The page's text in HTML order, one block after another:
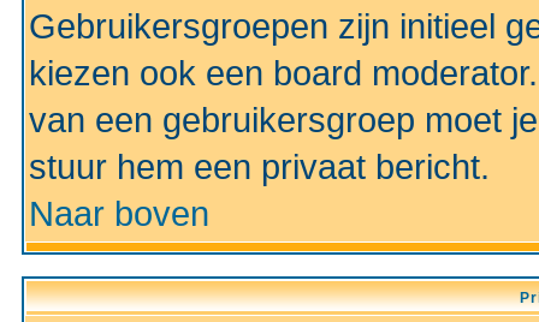
Gebruikersgroepen zijn initieel
kiezen ook een board
van een gebruikersgroep moet
stuur hem een privaat bericht.
Naar boven